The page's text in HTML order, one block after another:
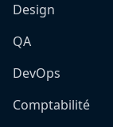
Design
QA
DevOps
Comptabilité